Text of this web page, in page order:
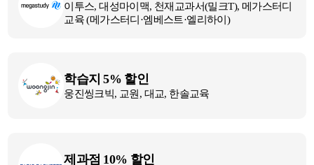
이투스, 대성마이맥, 천재교과서(밀크T), 메가스터디
교육 (메가스터디·엠베스트·엘리하이)
학습지 5% 할인
웅진씽크빅, 교원, 대교, 한솔교육
제과점 10% 할인